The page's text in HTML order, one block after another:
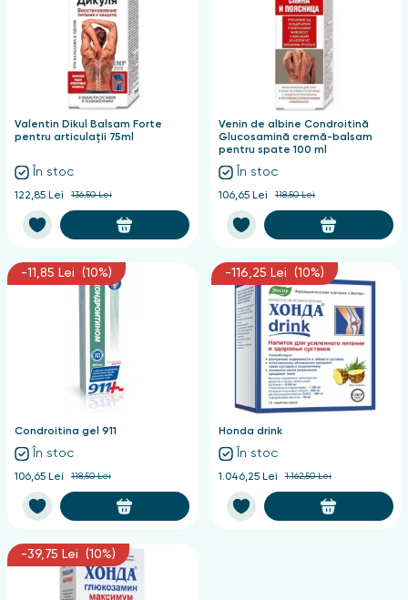
Valentin Dikul Balsam Forte
pentru articulații 75ml
În stoc
122,85 Lei 136,50 Lei
Venin de albine Condroitină
Glucosamină cremă-balsam
pentru spate 100 ml
În stoc
106,65 Lei 118,50 Lei
-11,85 Lei (10%)
Condroitina gel 911
În stoc
106,65 Lei 118,50 Lei
-116,25 Lei (10%)
Honda drink
În stoc
1.046,25 Lei 1.162,50 Lei
-39,75 Lei (10%)